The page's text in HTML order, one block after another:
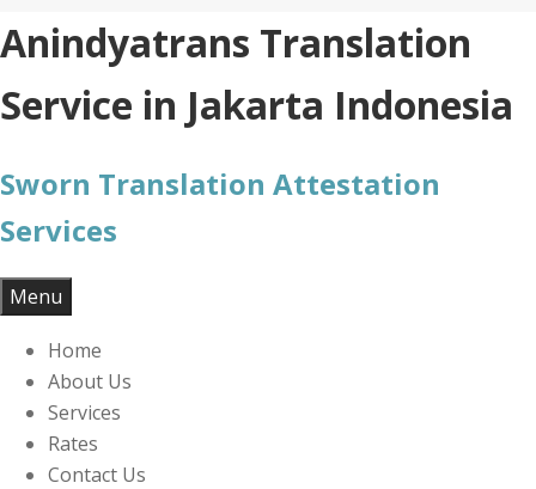
Skip
to
content
Anindyatrans Translation
Service in Jakarta Indonesia
Sworn Translation Attestation
Services
Menu
Home
About Us
Services
Rates
Contact Us